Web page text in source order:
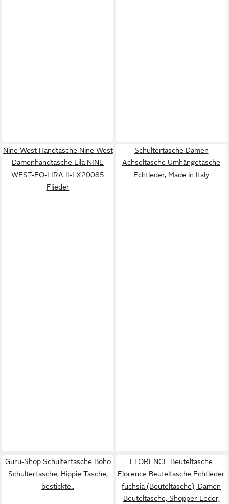
Nine West Handtasche Nine West
Damenhandtasche Lila NINE
WEST-EO-LIRA II-LX20085
Flieder
Schultertasche Damen
Achseltasche Umhängetasche
Echtleder, Made in Italy
Guru-Shop Schultertasche Boho
Schultertasche, Hippie Tasche,
bestickte..
FLORENCE Beuteltasche
Florence Beuteltasche Echtleder
fuchsia (Beuteltasche), Damen
Beuteltasche, Shopper Leder,